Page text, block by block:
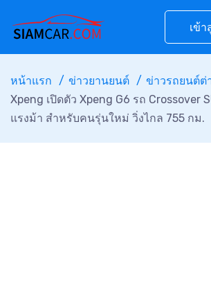
เข้
หน้าแรก ข่าวยานยนต์
ข่าวรถยนต์ต่
Xpeng เปิดตัว Xpeng G6 รถ Crossover
แรงม้า สำหรับคนรุ่นใหม่ วิ่งไกล 755 กม.